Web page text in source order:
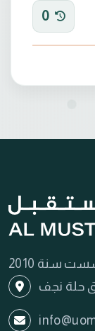
0
سنة 2010
حلة نجف